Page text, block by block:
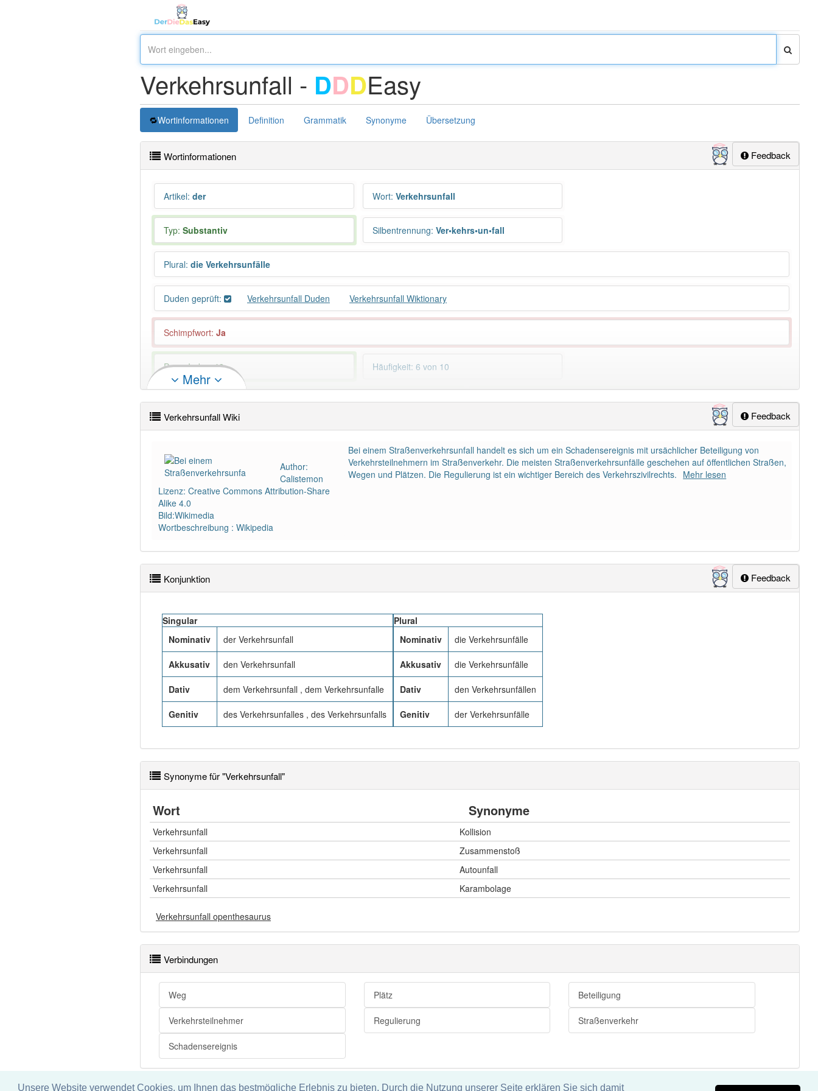
Unsere Website verwendet Cookies, um Ihnen das bestmögliche Erlebnis zu bieten. Durch die Nutzung unserer Seite erklären Sie sich damit
Verkehrsunfall - DDDEasy
Wortinformationen Definition Grammatik Synonyme Übersetzung
Feedback
Wortinformationen
Artikel: der Wort: Verkehrsunfall
Typ: Substantiv Silbentrennung: Ver•kehrs•un•fall
Plural: die Verkehrsunfälle
Duden geprüft: Verkehrsunfall Duden Verkehrsunfall Wiktionary
Schimpfwort: Ja
PowerIndex:19 Häufigkeit: 6 von 10
Wörter mit Endung-verkehrsunfall: 1 Wörter mit Endung-verkehrsunfallaber mit einem anderen Artikelder: 0
Mehr
Feedback
Verkehrsunfall Wiki
Author:
Calistemon
Lizenz: Creative Commons Attribution-Share
Alike 4.0
Bild:Wikimedia
Wortbeschreibung : Wikipedia
Bei einem Straßenverkehrsunfall handelt es sich um ein Schadensereignis mit ursächlicher Beteiligung von
Verkehrsteilnehmern im Straßenverkehr. Die meisten Straßenverkehrsunfälle geschehen auf öffentlichen Straßen,
Wegen und Plätzen. Die Regulierung ist ein wichtiger Bereich des Verkehrszivilrechts. Mehr lesen
Feedback
Konjunktion
Singular
Nominativ
der Verkehrsunfall
Akkusativ den Verkehrsunfall
Dativ dem Verkehrsunfall , dem Verkehrsunfalle
Genitiv des Verkehrsunfalles , des Verkehrsunfalls
Plural
Nominativ
die Verkehrsunfälle
Akkusativ die Verkehrsunfälle
Dativ den Verkehrsunfällen
Genitiv der Verkehrsunfälle
Synonyme für "Verkehrsunfall"
Wort Synonyme
Verkehrsunfall
Kollision
Verkehrsunfall
Zusammenstoß
Verkehrsunfall
Autounfall
Verkehrsunfall
Karambolage
Verkehrsunfall openthesaurus
Verbindungen
Weg Plätz Beteiligung
Verkehrsteilnehmer Regulierung Straßenverkehr
Schadensereignis